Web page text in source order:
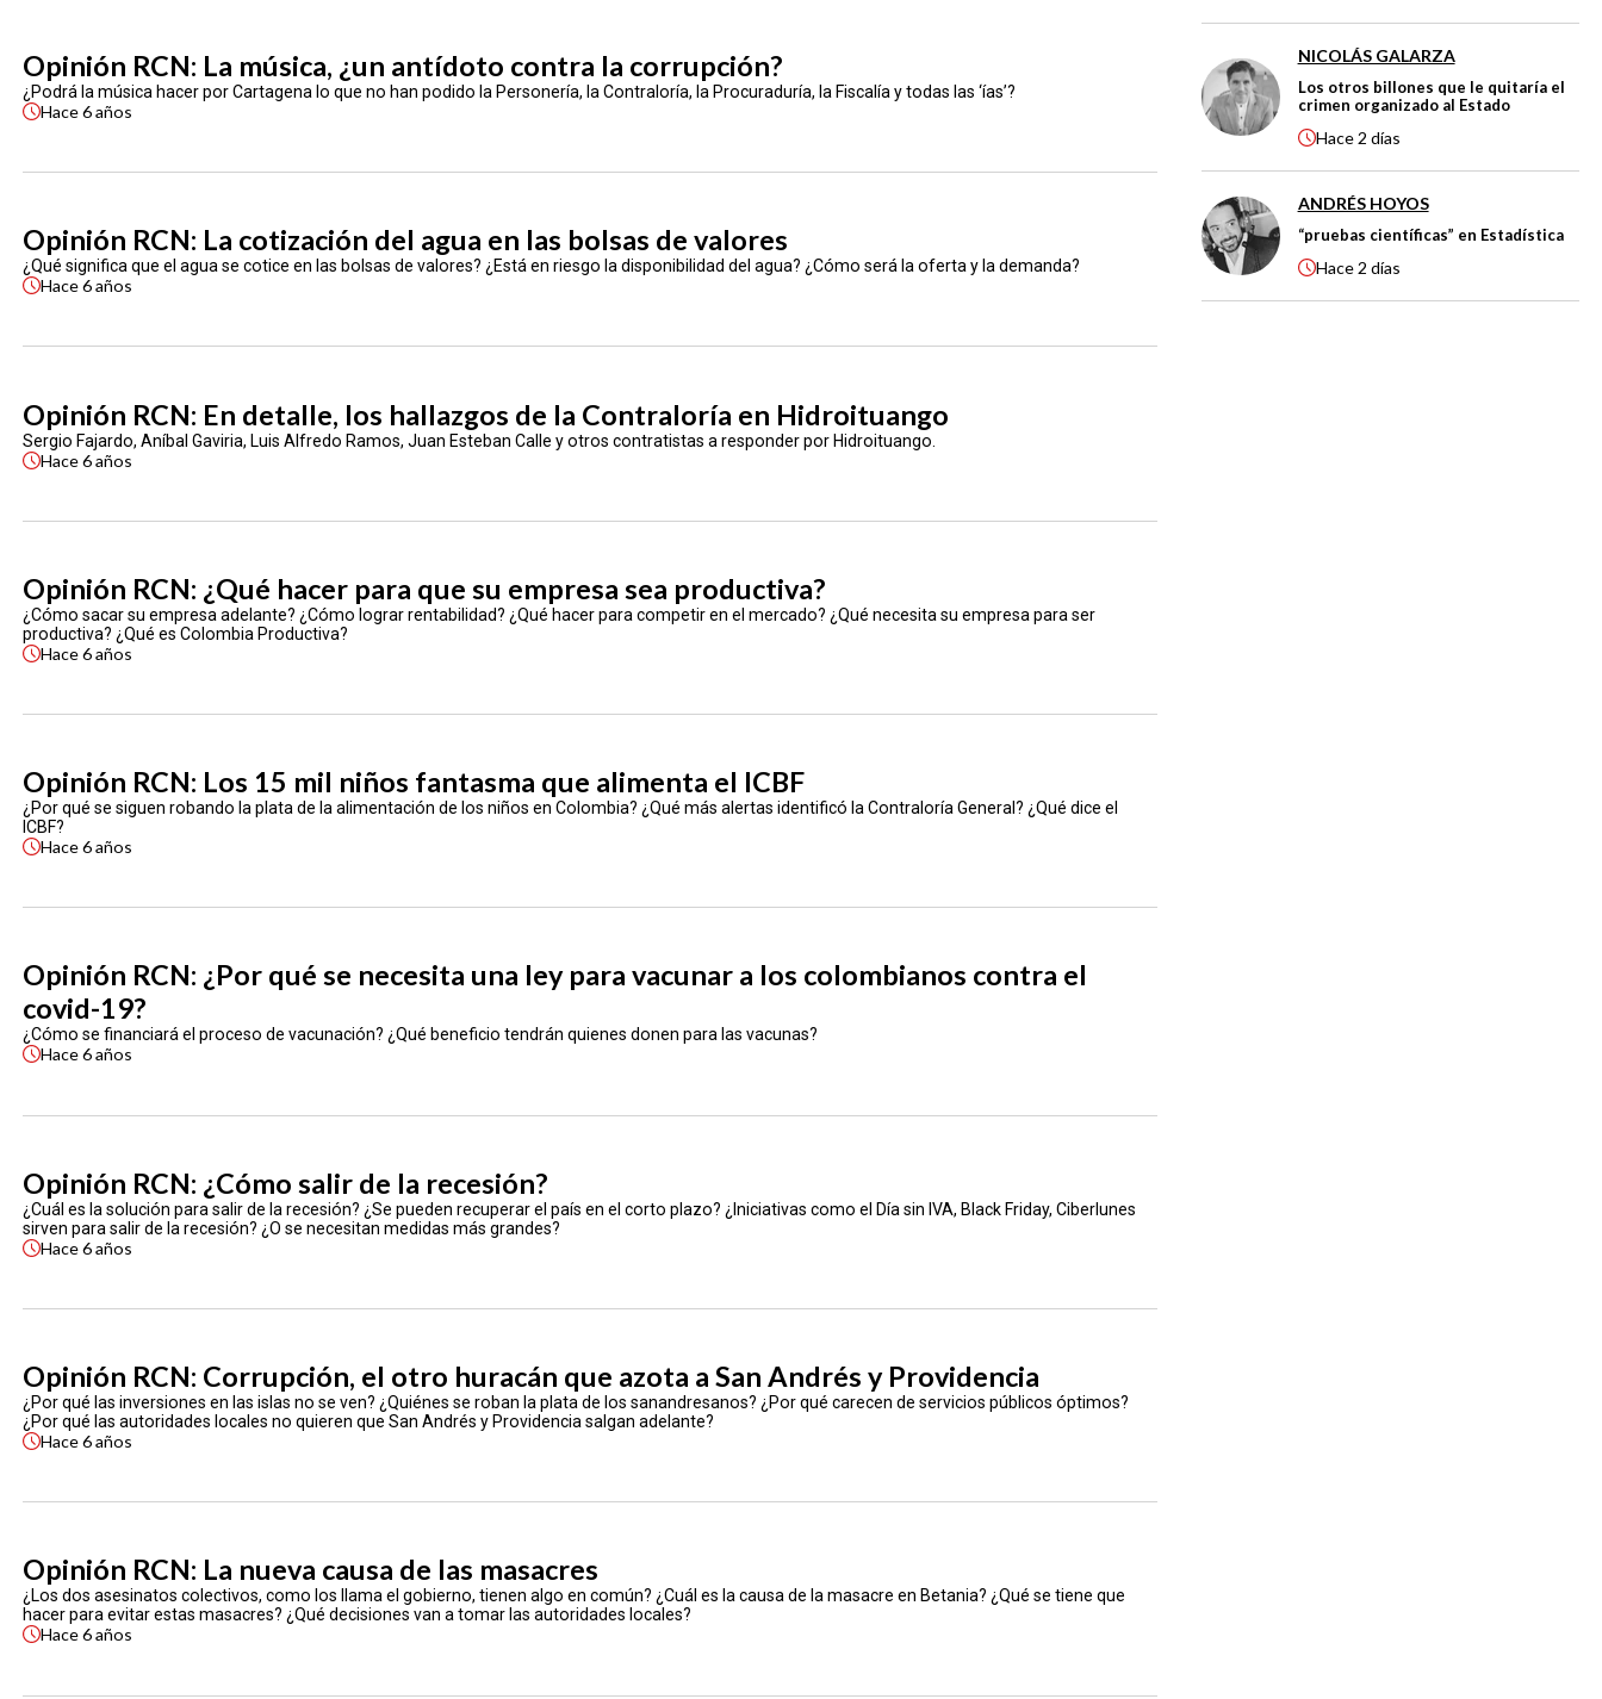
Opinión RCN: La música, ¿un antídoto contra la corrupción?
¿Podrá la música hacer por Cartagena lo que no han podido la Personería, la Contraloría, la Procuraduría, la Fiscalía y todas las ‘ías’?
Hace6 años
Opinión RCN: La cotización del agua en las bolsas de valores
¿Qué significa que el agua se cotice en las bolsas de valores? ¿Está en riesgo la disponibilidad del agua? ¿Cómo será la oferta y la demanda?
Hace6 años
Opinión RCN: En detalle, los hallazgos de la Contraloría en Hidroituango
Sergio Fajardo, Aníbal Gaviria, Luis Alfredo Ramos, Juan Esteban Calle y otros contratistas a responder por Hidroituango.
Hace6 años
Opinión RCN: ¿Qué hacer para que su empresa sea productiva?
¿Cómo sacar su empresa adelante? ¿Cómo lograr rentabilidad? ¿Qué hacer para competir en el mercado? ¿Qué necesita su empresa para ser
productiva? ¿Qué es Colombia Productiva?
Hace6 años
Opinión RCN: Los 15 mil niños fantasma que alimenta el ICBF
¿Por qué se siguen robando la plata de la alimentación de los niños en Colombia? ¿Qué más alertas identificó la Contraloría General? ¿Qué dice el
ICBF?
Hace6 años
Opinión RCN: ¿Por qué se necesita una ley para vacunar a los colombianos contra el
covid-19?
¿Cómo se financiará el proceso de vacunación? ¿Qué beneficio tendrán quienes donen para las vacunas?
Hace6 años
Opinión RCN: ¿Cómo salir de la recesión?
¿Cuál es la solución para salir de la recesión? ¿Se pueden recuperar el país en el corto plazo? ¿Iniciativas como el Día sin IVA, Black Friday, Ciberlunes
sirven para salir de la recesión? ¿O se necesitan medidas más grandes?
Hace6 años
Opinión RCN: Corrupción, el otro huracán que azota a San Andrés y Providencia
¿Por qué las inversiones en las islas no se ven? ¿Quiénes se roban la plata de los sanandresanos? ¿Por qué carecen de servicios públicos óptimos?
¿Por qué las autoridades locales no quieren que San Andrés y Providencia salgan adelante?
Hace6 años
Opinión RCN: La nueva causa de las masacres
¿Los dos asesinatos colectivos, como los llama el gobierno, tienen algo en común? ¿Cuál es la causa de la masacre en Betania? ¿Qué se tiene que
hacer para evitar estas masacres? ¿Qué decisiones van a tomar las autoridades locales?
Hace6 años
NICOLÁS GALARZA
Los otros billones que le quitaría el
crimen organizado al Estado
Hace2 días
ANDRÉS HOYOS
“pruebas científicas” en Estadística
Hace2 días